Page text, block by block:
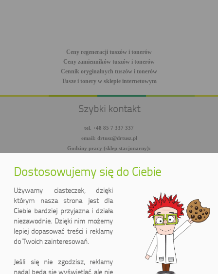
Ceny regeneracji tuszów i tonerów
Ceny zamienników tuszów i tonerów
Cennik oryginalnych tuszów i tonerów
Tusze i tonery w sklepie internetowym
Szybki kontakt
tel. +48 85 7 337 337
email: drtusz@drtusz.pl
Godziny pracy (sklep stacjonarny):
facebook.com/DrTusz
youtube.com/DrTusz
Dostosowujemy się do Ciebie
Używamy ciasteczek, dzięki
którym nasza strona jest dla
Ciebie bardziej przyjazna i działa
niezawodnie. Dzięki nim możemy
lepiej dopasować treści i reklamy
do Twoich zainteresowań.
Jeśli się nie zgodzisz, reklamy
nadal będą się wyświetlać, ale nie